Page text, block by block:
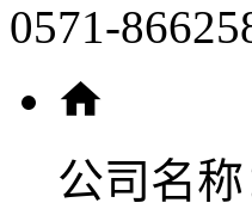
0571-
公司名称